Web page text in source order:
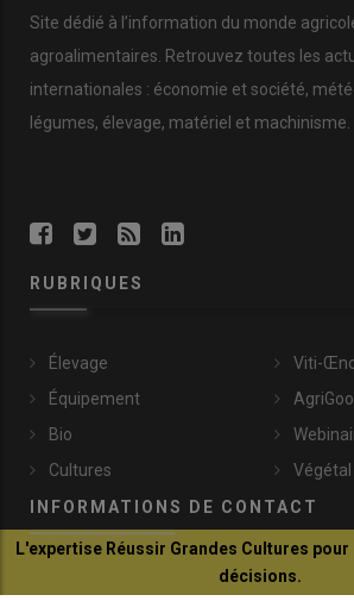
Site dédié à l’information du monde
agroalimentaires. Retrouvez toutes les
internationales : économie et société,
légumes, élevage, matériel et machinisme.
RUBRIQUES
Élevage
Équipement
Bio
Cultures
Viti-
Végétal
INFORMATIONS DE CONTACT
communication@reussir.fr
L'expertise Réussir Grandes Cultures
décisions.